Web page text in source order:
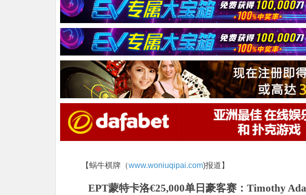
【蜗牛棋牌（www.woniuqipai.com)报道】
EPT蒙特卡洛€25,000单日豪客赛：Timothy